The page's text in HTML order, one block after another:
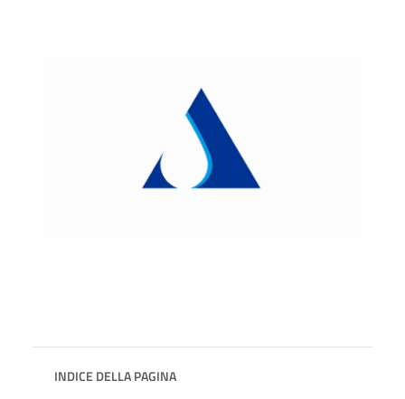
INDICE DELLA PAGINA